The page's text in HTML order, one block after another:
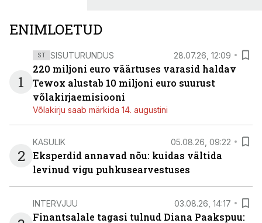
ENIMLOETUD
1
ST SISUTURUNDUS 28.07.26, 12:09
220 miljoni euro väärtuses varasid haldav
Tewox alustab 10 miljoni euro suurust
võlakirjaemisiooni
Võlakirju saab märkida 14. augustini
2
KASULIK 05.08.26, 09:22
Eksperdid annavad nõu: kuidas vältida
levinud vigu puhkusearvestuses
INTERVJUU 03.08.26, 14:17
Finantsalale tagasi tulnud Diana Paakspuu: